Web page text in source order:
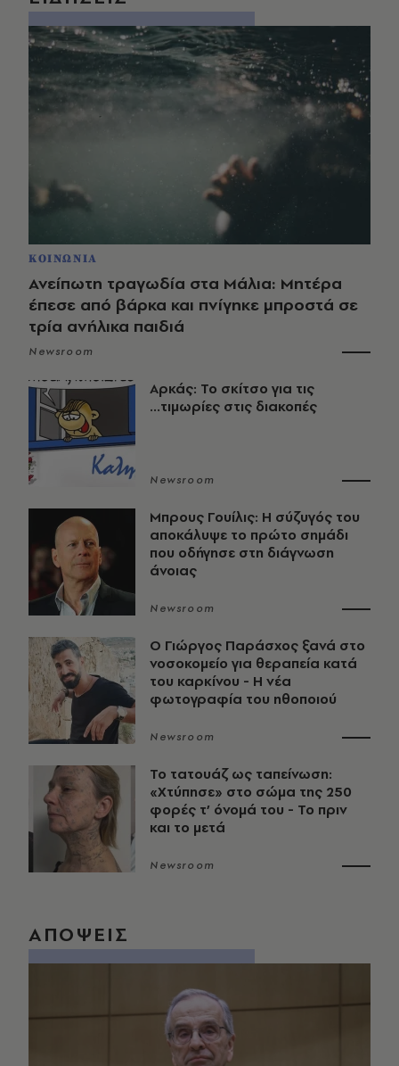
ΚΟΙΝΩΝΙΑ
Ανείπωτη τραγωδία στα Μάλια: Μητέρα
έπεσε από βάρκα και πνίγηκε μπροστά σε
τρία ανήλικα παιδιά
Newsroom
Αρκάς: Το σκίτσο για τις
...τιμωρίες στις διακοπές
Newsroom
Μπρους Γουίλις: Η σύζυγός του
αποκάλυψε το πρώτο σημάδι
που οδήγησε στη διάγνωση
άνοιας
Newsroom
O Γιώργος Παράσχος ξανά στο
νοσοκομείο για θεραπεία κατά
του καρκίνου - Η νέα
φωτογραφία του ηθοποιού
Newsroom
Το τατουάζ ως ταπείνωση:
«Χτύπησε» στο σώμα της 250
φορές τ’ όνομά του - Το πριν
και το μετά
Newsroom
ΑΠΟΨΕΙΣ